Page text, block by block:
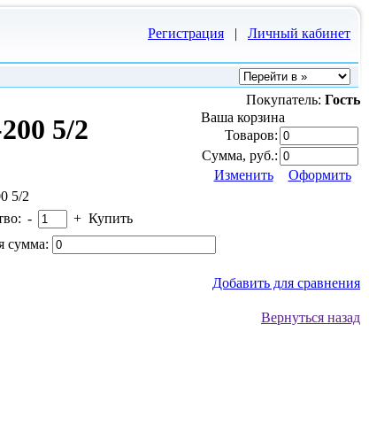
Регистрация | Личный кабинет
Покупатель: Гость
5/2
Ваша корзина
Товаров:
Сумма, руб.:
Изменить
Оформить
5/2
- + Купить
сумма:
Добавить для сравнения
Вернуться назад